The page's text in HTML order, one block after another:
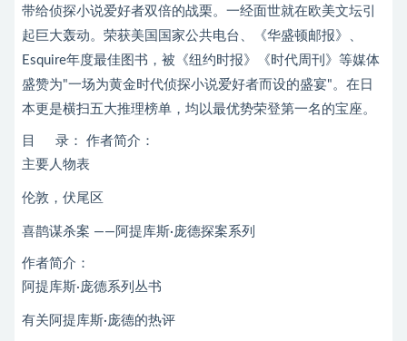
带给侦探小说爱好者双倍的战栗。一经面世就在欧美文坛引
起巨大轰动。荣获美国国家公共电台、《华盛顿邮报》、
Esquire年度最佳图书，被《纽约时报》《时代周刊》等媒体
盛赞为"一场为黄金时代侦探小说爱好者而设的盛宴"。在日
本更是横扫五大推理榜单，均以最优势荣登第一名的宝座。
目 录： 作者简介：
主要人物表
伦敦，伏尾区
喜鹊谋杀案 ——阿提库斯·庞德探案系列
作者简介：
阿提库斯·庞德系列丛书
有关阿提库斯·庞德的热评